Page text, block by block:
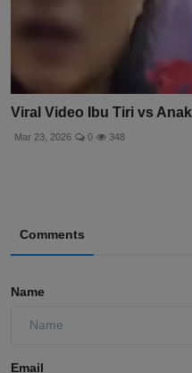
Viral Video Ibu Tiri vs
Mar 23, 2026 0 348
Comments
Name
Email